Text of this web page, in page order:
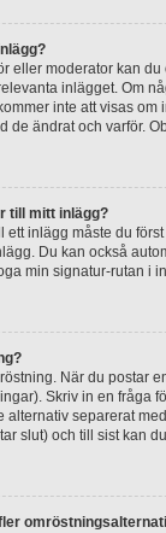
eller moderator kan
inlägget. Om
inte att visas
de ändrat och varför.
till mitt inlägg?
ett inlägg måste du
Du kan också
min signatur-rutan i
När du postar
Skriv in en fråga
alternativ separerat
slut) och till sist kan